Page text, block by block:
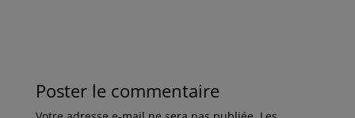
Poster le commentaire